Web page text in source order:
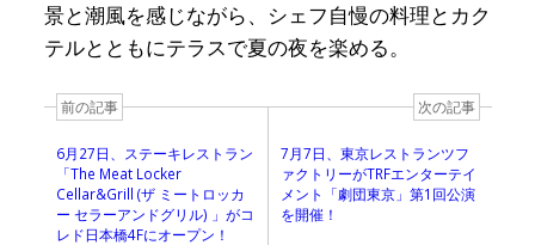
景と潮風を感じながら、シェフ自慢の料理とカク
テルとともにテラスで夏の夜を楽める。
前の記事
6月27日、ステーキレストラン
「The Meat Locker
Cellar&Grill (ザ ミートロッカ
ー セラーアンドグリル) 」がコ
レド日本橋4Fにオープン！
次の記事
7月7日、東京レストランツフ
ァクトリーがTRFエンターテイ
メント「劇団東京」第1回公演
を開催！